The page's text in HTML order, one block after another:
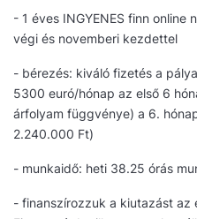
- 1 éves INGYENES finn
végi és novemberi kezdettel
- bérezés: kiváló fizetés a
5300 euró/hónap az első 6
árfolyam függvénye) a 6.
2.240.000 Ft)
- munkaidő: heti 38.25 órás
- finanszírozzuk a kiutazást az